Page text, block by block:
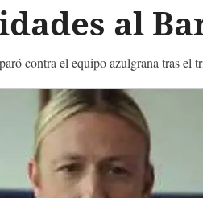
al
contra el equipo azulgrana tras el